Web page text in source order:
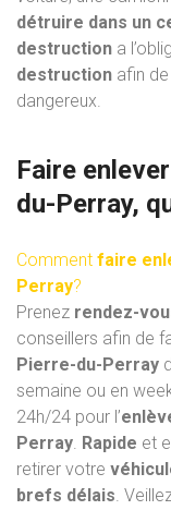
détruire dans un
destruction a
destruction afin
dangereux.
Faire
du-Perray,
Comment faire
Perray?
Prenez rendez-
conseillers afin de
Pierre-du-Perray
semaine ou en
24h/24 pour l’
Perray. Rapide et
retirer votre
brefs délais.